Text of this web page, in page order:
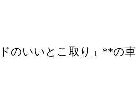
のいいとこ取り」**の車